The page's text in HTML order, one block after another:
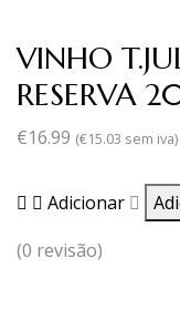
VINHO
RESERVA
€16.99 (€15.03 sem iva)
Adicionar
(0 revisão)